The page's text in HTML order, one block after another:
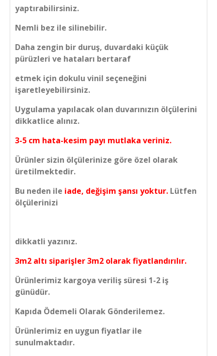
yaptırabilirsiniz.
Nemli bez ile silinebilir.
Daha zengin bir duruş, duvardaki küçük
pürüzleri ve hataları bertaraf
etmek için dokulu vinil seçeneğini
işaretleyebilirsiniz.
Uygulama yapılacak olan duvarınızın ölçülerini
dikkatlice alınız.
3-5 cm hata-kesim payı mutlaka veriniz.
Ürünler sizin ölçülerinize göre özel olarak
üretilmektedir.
Bu neden ile iade, değişim şansı yoktur. Lütfen
ölçülerinizi
dikkatli yazınız.
3m2 altı siparişler 3m2 olarak fiyatlandırılır.
Ürünlerimiz kargoya veriliş süresi 1-2 iş
günüdür.
Kapıda Ödemeli Olarak Gönderilemez.
Ürünlerimiz en uygun fiyatlar ile
sunulmaktadır.